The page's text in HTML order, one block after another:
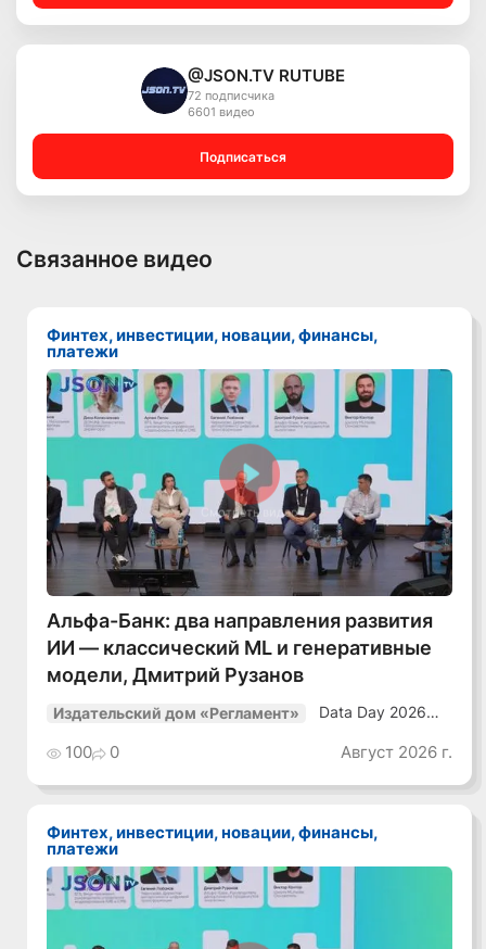
@JSON.TV RUTUBE
72 подписчика
6601 видео
Подписаться
Связанное видео
Финтех, инвестиции, новации, финансы,
платежи
Смотреть видео
Альфа-Банк: два направления развития
ИИ — классический ML и генеративные
модели, Дмитрий Рузанов
Издательский дом «Регламент»
Data Day 2026
Как сохранять
уверенный курс
среде»
100 0 Август 2026 г.
Финтех, инвестиции, новации, финансы,
платежи